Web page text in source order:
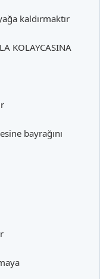
kaldırmaktır
KOLAYCASINA
bayrağını